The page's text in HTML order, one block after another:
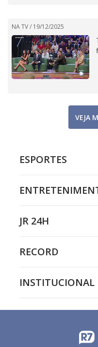
NA TV / 19/12/2025
VEJA
ESPORTES
JR 24H
RECORD
INSTITUCIONAL